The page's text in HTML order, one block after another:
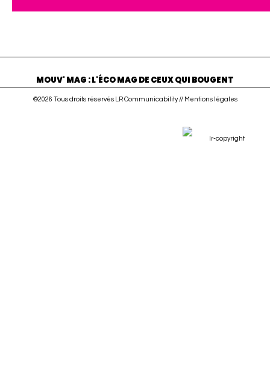
MOUV' MAG : L'ÉCO MAG DE CEUX QUI BOUGENT
©2026 Tous droits réservés LR Communicability // Mentions légales